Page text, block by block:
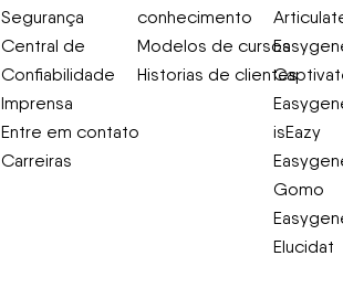
Segurança
Central de
Confiabilidade
Imprensa
Entre em contato
Carreiras
conhecimento
Modelos de cursos
Historias de clientes
isEazy
Gomo
Elucidat